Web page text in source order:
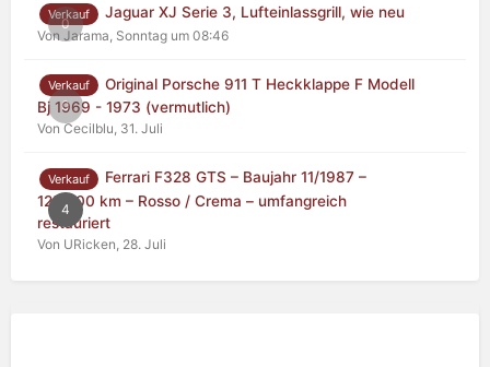
0
Verkauf Jaguar XJ Serie 3, Lufteinlassgrill, wie neu
Von Jarama, Sonntag um 08:46
0
Verkauf
Original Porsche 911 T Heckklappe F Modell
Bj 1969 - 1973 (vermutlich)
Von Cecilblu, 31. Juli
4
Verkauf
Ferrari F328 GTS – Baujahr 11/1987 –
125.000 km – Rosso / Crema – umfangreich
restauriert
Von URicken, 28. Juli